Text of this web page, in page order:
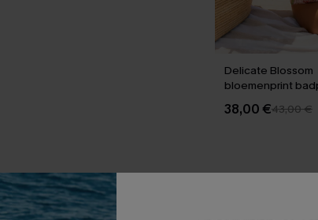
Delicate Blossom
bloemenprint
stuk
38,00 €43,00 €